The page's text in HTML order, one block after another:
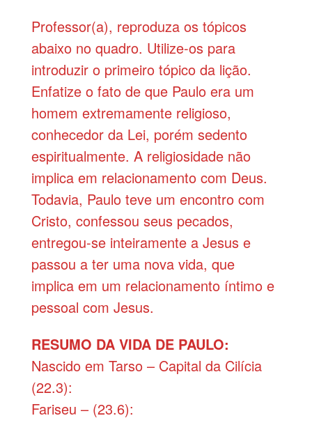
Professor(a), reproduza os tópicos
abaixo no quadro. Utilize-os para
introduzir o primeiro tópico da lição.
Enfatize o fato de que Paulo era um
homem extremamente religioso,
conhecedor da Lei, porém sedento
espiritualmente. A religiosidade não
implica em relacionamento com Deus.
Todavia, Paulo teve um encontro com
Cristo, confessou seus pecados,
entregou-se inteiramente a Jesus e
passou a ter uma nova vida, que
implica em um relacionamento íntimo e
pessoal com Jesus.
RESUMO DA VIDA DE PAULO:
Nascido em Tarso – Capital da Cilícia
(22.3):
Fariseu – (23.6):